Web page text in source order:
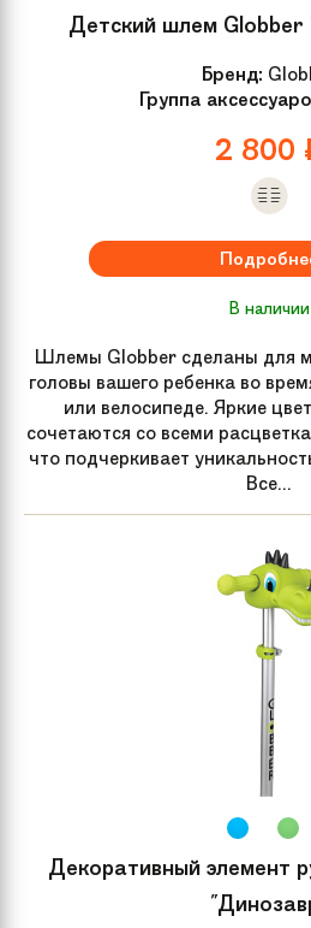
Детский шлем
Бренд:
Группа
2 800
В наличии
Шлемы Globber сделаны для
головы вашего ребенка во
или велосипеде. Яркие
сочетаются со всеми
что подчеркивает
Все...
Декоративный элемент